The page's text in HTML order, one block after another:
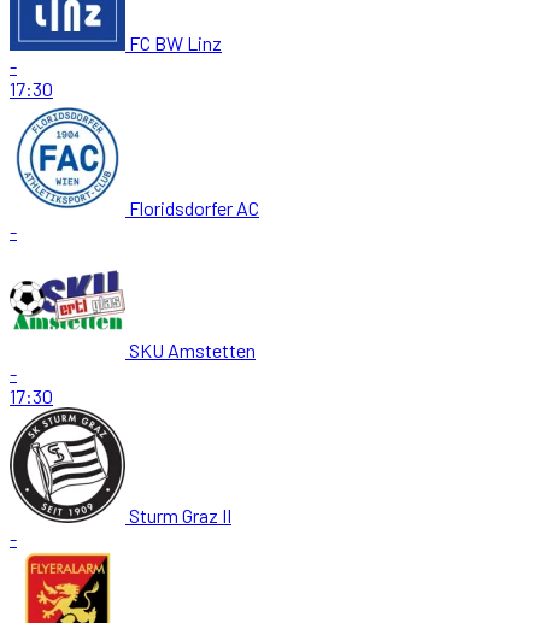
FC BW Linz
-
17:30
Floridsdorfer AC
-
SKU Amstetten
-
17:30
Sturm Graz II
-